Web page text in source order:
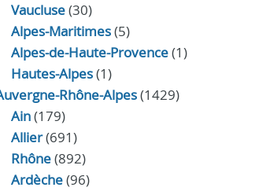
Vaucluse(30)
Alpes-Maritimes(5)
Alpes-de-Haute-Provence(1)
Hautes-Alpes(1)
Rhône-Alpes(1429)
Ain(179)
Allier(691)
Rhône(892)
Ardèche(96)